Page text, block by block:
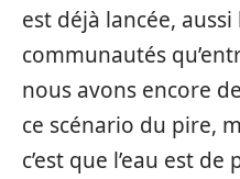
est déjà lancée,
communautés
nous avons encore
ce scénario du pire,
c’est que l’eau est